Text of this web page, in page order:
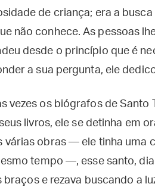
de criança; era a
não conhece. As pessoas
desde o princípio que é
a sua pergunta, ele
vezes os biógrafos de
livros, ele se detinha em
várias obras — ele tinha uma
tempo —, esse santo,
e rezava buscando a